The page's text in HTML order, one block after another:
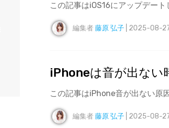
この記事はiOS16にアップデー
編集者藤原 弘子 | 2025-08-
iPhoneは音が出な
この記事はiPhone音が出ない原
編集者藤原 弘子 | 2025-08-